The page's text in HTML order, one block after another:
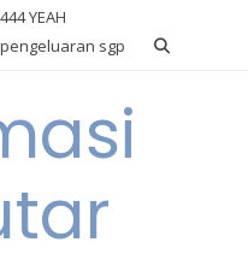
YEAH
pengeluaran sgp